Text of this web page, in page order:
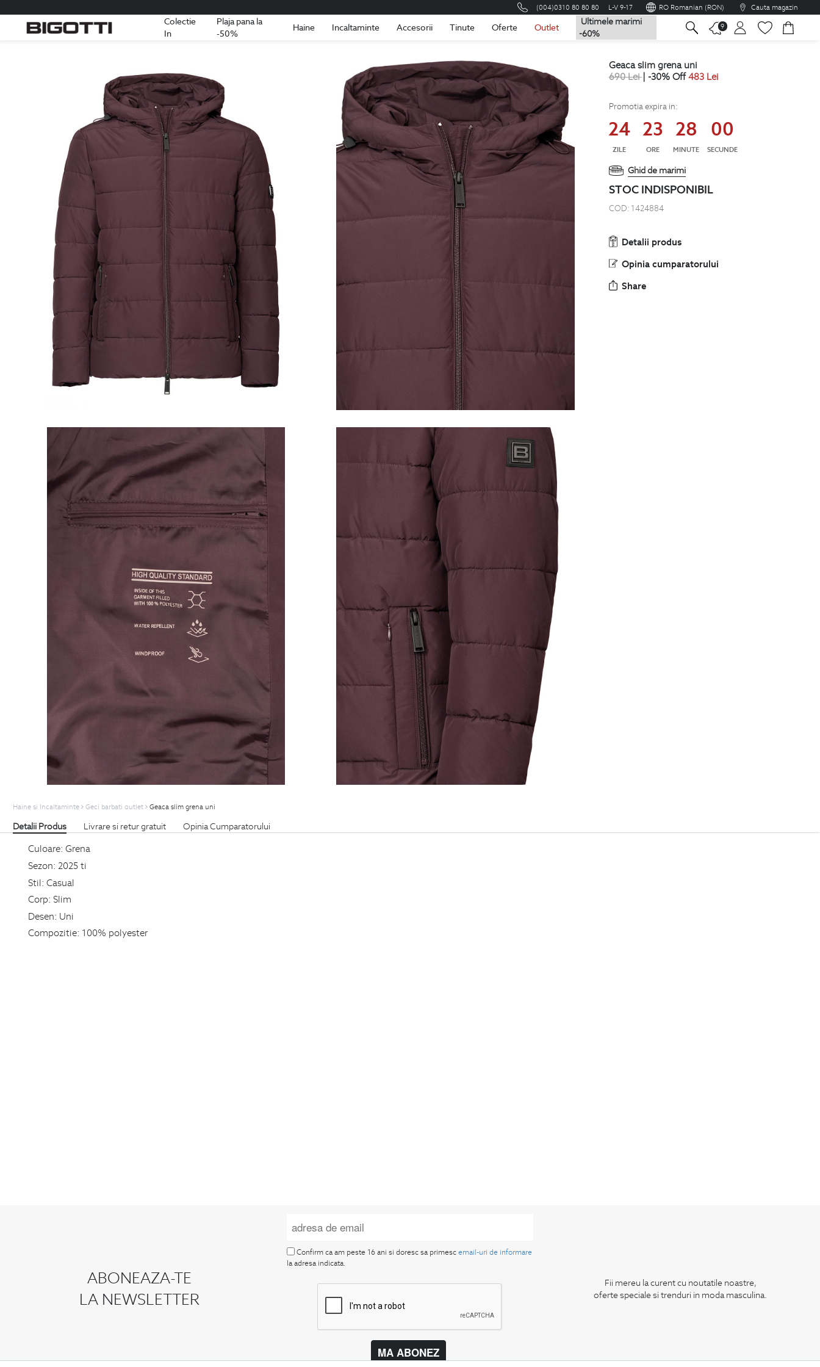
(004)0310 80 80 80 L-V 9-17 RO Romanian (RON) Cauta magazin
Colectie
In
Plaja pana la
-50%
Haine Incaltaminte Accesorii Tinute Oferte Outlet
Ultimele marimi
-60%
9
Romania Romana
690Lei| -30% Off 483
24 23 27 59
STOC INDISPONIBIL
Detalii produs
Opinia cumparatorului
Haine si Incaltaminte Geci barbati outlet Geaca slim grena uni
Detalii Produs Livrare si retur gratuit Opinia Cumparatorului
Culoare: Grena
Sezon: 2025 ti
Stil: Casual
Corp: Slim
Desen: Uni
Compozitie: 100% polyester
ABONEAZA-TE
LA NEWSLETTER
Confirm ca am peste 16 ani si doresc sa primescemail-uri de informare
la adresa indicata.
MA ABONEZ
Fii mereu la curent cu noutatile noastre,
oferte speciale si trenduri in moda masculina.